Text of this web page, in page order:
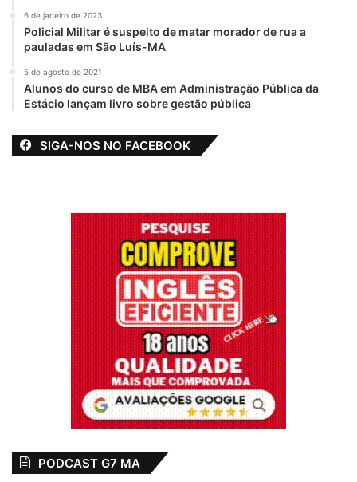
6 de janeiro de 2023
Policial Militar é suspeito de matar morador de rua a
pauladas em São Luís-MA
5 de agosto de 2021
Alunos do curso de MBA em Administração Pública da
Estácio lançam livro sobre gestão pública
SIGA-NOS NO FACEBOOK
PODCAST G7 MA